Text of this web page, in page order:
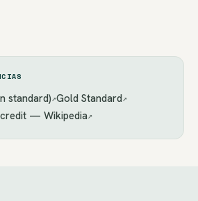
standard)↗Gold Standard↗
— Wikipedia↗